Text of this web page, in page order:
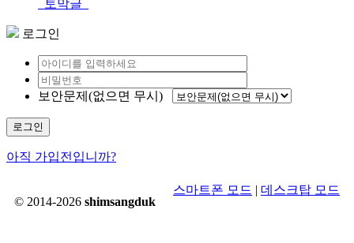
토막글
로그인
보안문제(없으면 무시)
로그인
아직 가입전입니까?
© 2014-2026 shimsangduk
스마트폰 모드 | 데스크탑 모드